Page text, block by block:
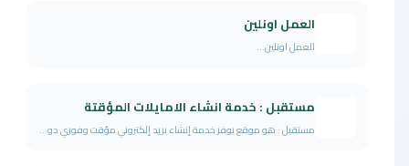
العمل اونلين
العمل اونلين...
مستقبل : خدمة انشاء الامايلات المؤقتة
مستقبل : هو موقع يوفر خدمة إنشاء بريد إلكتروني مؤقت وفوري دو...